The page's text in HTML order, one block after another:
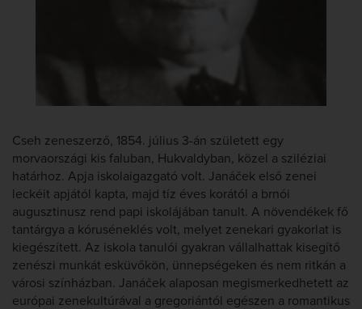
Cseh zeneszerző, 1854. július 3-án született egy
morvaországi kis faluban, Hukvaldyban, közel a sziléziai
határhoz. Apja iskolaigazgató volt. Janáček első zenei
leckéit apjától kapta, majd tíz éves korától a brnói
augusztinusz rend papi iskolájában tanult. A növendékek fő
tantárgya a kóruséneklés volt, melyet zenekari gyakorlat is
kiegészített. Az iskola tanulói gyakran vállalhattak kisegítő
zenészi munkát esküvőkön, ünnepségeken és nem ritkán a
városi színházban. Janáček alaposan megismerkedhetett az
európai zenekultúrával a gregoriántól egészen a romantikus